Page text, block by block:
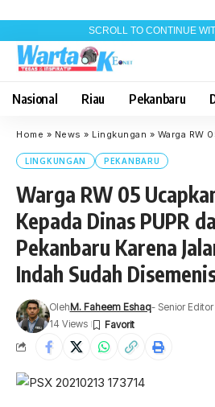
SCROLL TO CONTINUE
Nasional Riau Pekanbaru
Home » News » Lingkungan » Warga RW 05 Ucapkan Terimakasih
LINGKUNGAN PEKANBARU
Warga RW 05
Kepada Dinas PUPR
Pekanbaru Karena
Indah Sudah
OlehM. Faheem Eshaq- Senior Editor
14 Views